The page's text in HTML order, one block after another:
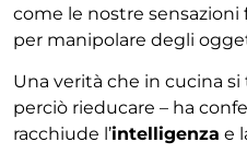
come le nostre
per manipolare degli
Una verità che in cucina si
perciò rieducare – ha
racchiude l’intelligenza e